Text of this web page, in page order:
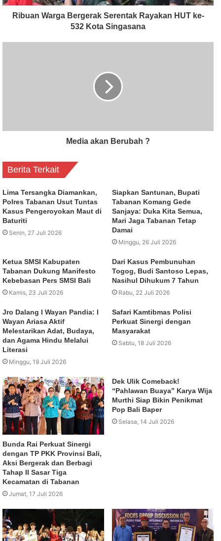
Ribuan Warga Bergerak Serentak Rayakan HUT ke-
532 Kota Singasana
Media akan Berubah ?
Berita Terkait
Lima Tersangka Diamankan,
Polres Tabanan Usut Tuntas
Kasus Pengeroyokan Maut di
Baturiti
Senin, 27 Juli 2026
Siapkan Santunan, Bupati
Tabanan Komang Gede
Sanjaya: Duka Kita Semua,
Mari Jaga Tabanan Tetap
Damai
Minggu, 26 Juli 2026
Ketua SMSI Kabupaten
Tabanan Dukung Manifesto
Kebebasan Pers SMSI Bali
Kamis, 23 Juli 2026
Dari Kasus Pembunuhan
Togog, Budi Santoso Lepas,
Nasihul Dihukum 7 Tahun
Rabu, 22 Juli 2026
Jro Dalang I Wayan Pandia: I
Wayan Ariasa Aktif
Melestarikan Adat, Budaya,
dan Agama Hindu Melalui
Literasi
Minggu, 19 Juli 2026
Safari Kamtibmas Polisi
Perkuat Sinergi dengan
Masyarakat
Sabtu, 18 Juli 2026
Bunda Rai Perkuat Sinergi
dengan TP PKK Provinsi Bali,
Aksi Bergerak dan Berbagi
Tahap II Sasar Tiga
Kecamatan di Tabanan
Jumat, 17 Juli 2026
Dek Ulik Comeback!
“Pahlawan Buaya” Karya Wija
Murthi Siap Bikin Penikmat
Pop Bali Baper
Selasa, 14 Juli 2026